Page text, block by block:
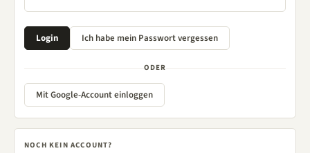
ODER
Mit Google-Account einloggen
NOCH KEIN ACCOUNT?